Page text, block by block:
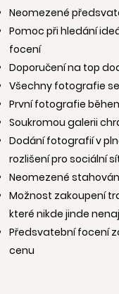
Neomezené
Pomoc při hledání
focení
Doporučení na top
Všechny fotografie
První fotografie
Soukromou galerii
Dodání fotografií v
rozlišení pro sociální
Neomezené
Možnost zakoupení
které nikde jinde
Předsvatební focení
cenu